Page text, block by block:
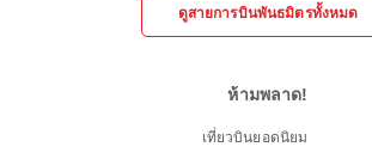
ดูสายการบินพันธมิตรทั้งหมด
ห้ามพลาด!
เที่ยวบินยอดนิยม